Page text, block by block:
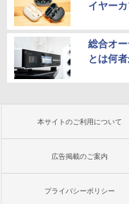
イヤー
総合オ
とは何者
本サイトのご利用について
広告掲載のご案内
プライバシーポリシー